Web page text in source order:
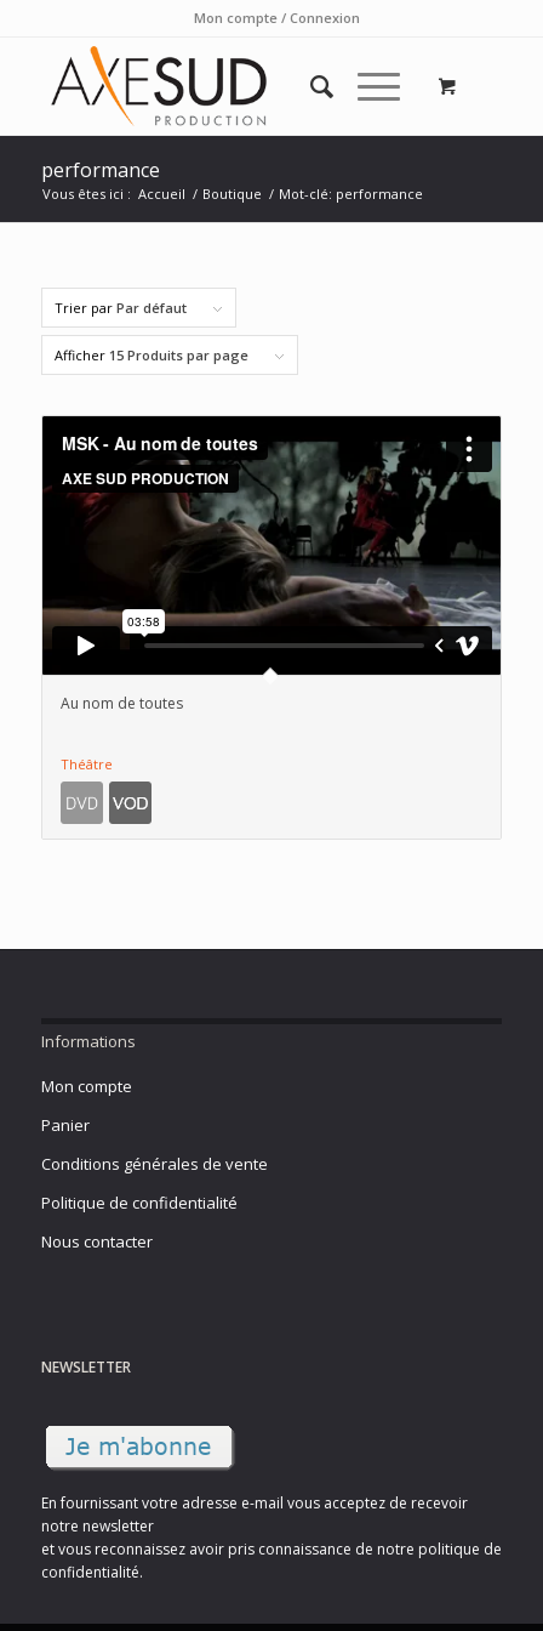
Mon compte / Connexion
performance
Vous êtes ici : Accueil / Boutique / Mot-clé: performance
Trier par Par défaut
Afficher 15 Produits par page
Au nom de toutes
Théâtre
Informations
Mon compte
Panier
Conditions générales de vente
Politique de confidentialité
Nous contacter
NEWSLETTER
En fournissant votre adresse e-mail vous acceptez de recevoir
notre newsletter
et vous reconnaissez avoir pris connaissance de notre politique de
confidentialité.